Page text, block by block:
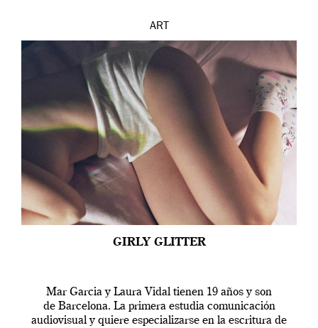
ART
GIRLY GLITTER
Mar Garcia y Laura Vidal tienen 19 años y son
de Barcelona. La primera estudia comunicación
audiovisual y quiere especializarse en la escritura de